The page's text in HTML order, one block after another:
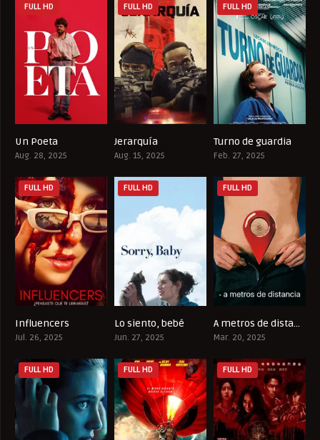
FULL HD
Un Poeta
Aug. 28, 2025
FULL HD
Jerarquía
Aug. 15, 2025
7.7
FULL HD
Turno de guardia
Feb. 27, 2025
FULL HD
Influencers
Jul. 26, 2025
FULL HD
Lo siento, bebé
Jun. 27, 2025
4.8
FULL HD
A metros de distancia
Mar. 20, 2025
FULL HD FULL HD FULL HD